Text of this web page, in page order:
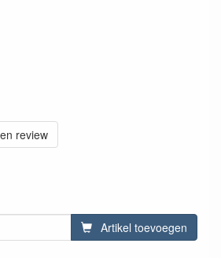
review
Artikel toevoegen